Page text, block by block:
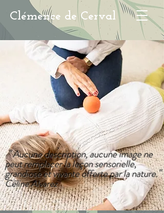
Clémence de Cerval
"Aucune description, aucune image ne
peut remplacer la leçon sensorielle,
grandiose et vivante offerte par la nature."
Céline Alvarez